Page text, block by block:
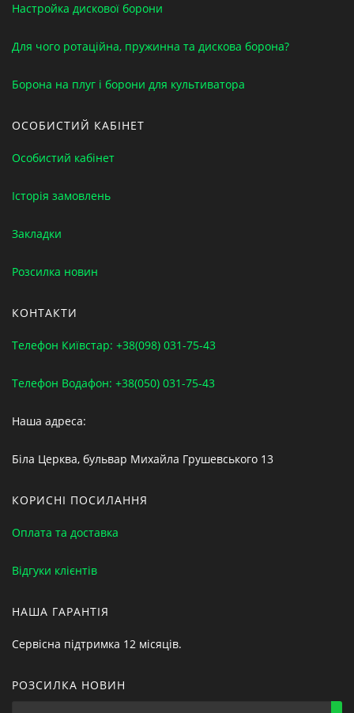
Настройка дискової борони
Для чого ротаційна, пружинна та дискова борона?
Борона на плуг і борони для культиватора
ОСОБИСТИЙ КАБІНЕТ
Особистий кабінет
Історія замовлень
Закладки
Розсилка новин
КОНТАКТИ
Телефон Київстар: +38(098) 031-75-43
Телефон Водафон: +38(050) 031-75-43
Наша адреса:
Біла Церква, бульвар Михайла Грушевського 13
КОРИСНІ ПОСИЛАННЯ
Оплата та доставка
Відгуки клієнтів
НАША ГАРАНТІЯ
Сервісна підтримка 12 місяців.
РОЗСИЛКА НОВИН